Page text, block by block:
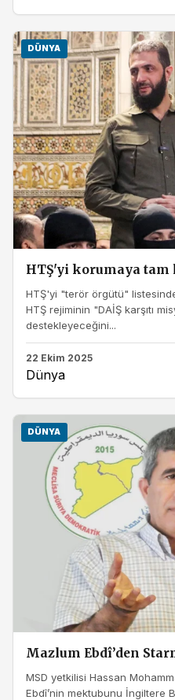
DÜNYA
HTŞ'yi korumaya tam
HTŞ'yi "terör örgütü"
HTŞ rejiminin "DAİŞ karşıtı
destekleyeceğini...
22 Ekim 2025
Dünya
DÜNYA
Mazlum Ebdî’den
MSD yetkilisi Hassan
Ebdî’nin mektubunu İngiltere